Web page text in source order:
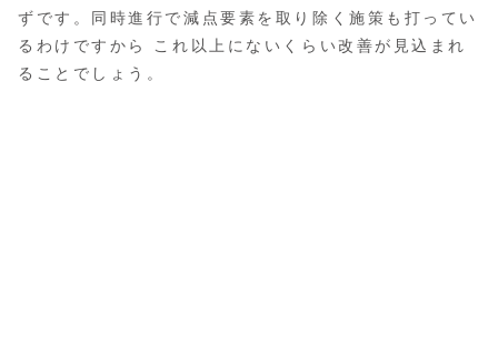
ずです。同時進行で減点要素を取り除く施策も打ってい
るわけですから これ以上にないくらい改善が見込まれ
ることでしょう。